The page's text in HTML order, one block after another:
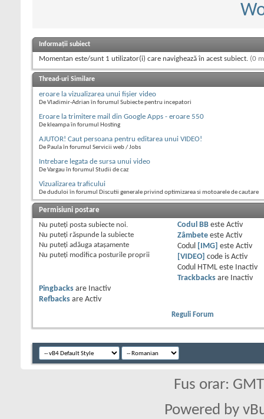
Informații subiect
Momentan este/sunt 1 utilizator(i) care navighează în acest subiect. (0
Thread-uri Similare
eroare la vizualizarea unui fişier video
De Vladimir-Adrian în forumul Subiecte pentru incepatori
Eroare la trimitere mail din Google Apps - eroare 550
De kleampa în forumul Hosting
AJUTOR! Caut persoana pentru editarea unui VIDEO!
De Paula în forumul Servicii web / Jobs
Intrebare legata de sursa unui video
De Vargau în forumul Studii de caz
Vizualizarea traficului
De duduloi în forumul Discutii generale privind optimizarea si motoarele de cautare
Permisiuni postare
Nu puteţi posta subiecte noi.
Nu puteţi răspunde la subiecte
Nu puteţi adăuga ataşamente
Nu puteţi modifica posturile proprii
Codul BBeste Activ
Zâmbeteeste Activ
Codul
[IMG] este Activ
[VIDEO] code is Activ
Codul HTML este
Inactiv
Trackbacksare
Inactiv
Pingbacks are
Inactiv
Refbacks are Activ
Reguli Forum
Fus orar:
Powered by